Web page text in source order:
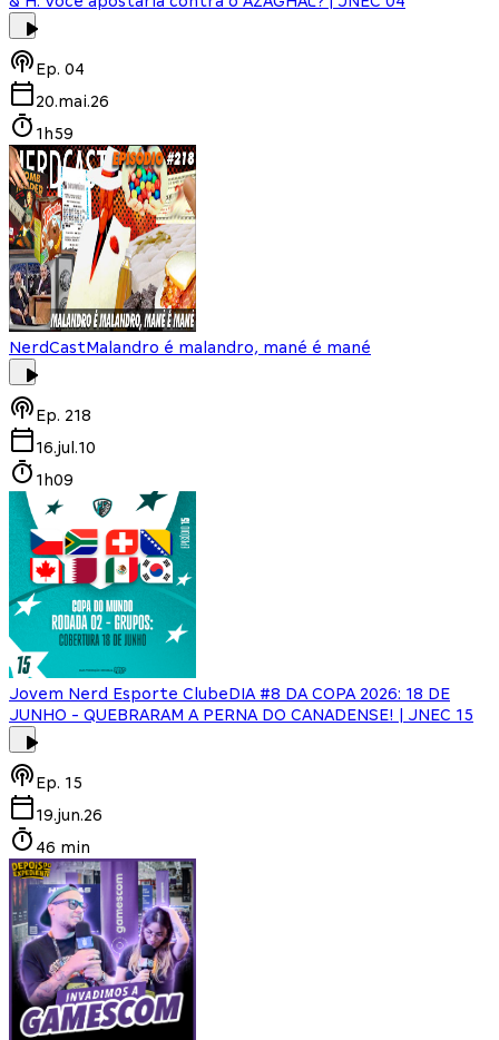
Ep. 04
20.mai.26
1h59
NerdCastMalandro é malandro, mané é mané
Ep. 218
16.jul.10
1h09
Jovem Nerd Esporte ClubeDIA #8 DA COPA 2026: 18 DE
JUNHO - QUEBRARAM A PERNA DO CANADENSE! | JNEC 15
Ep. 15
19.jun.26
46 min